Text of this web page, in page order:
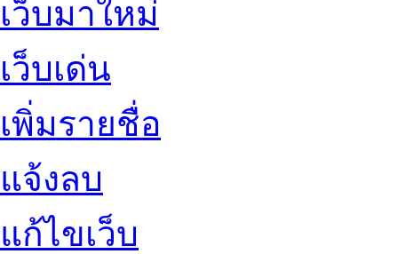
เว็บมาใหม่
เว็บเด่น
เพิ่มรายชื่อ
แจ้งลบ
แก้ไขเว็บ